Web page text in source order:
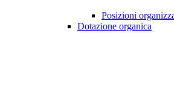
Posizioni
Dotazione organica